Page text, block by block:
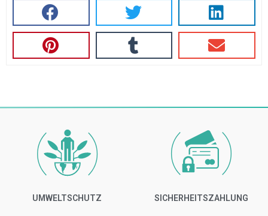
UMWELTSCHUTZ SICHERHEITSZAHLUNG